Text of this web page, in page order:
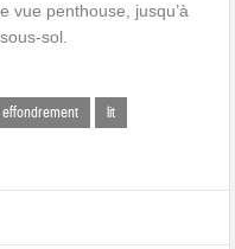
vue penthouse, jusqu’à
sol.
effondrement
lit